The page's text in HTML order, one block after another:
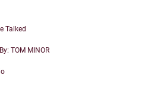
Talked
TOM MINOR